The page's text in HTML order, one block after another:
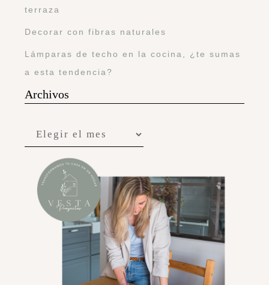
terraza
Decorar con fibras naturales
Lámparas de techo en la cocina, ¿te sumas
a esta tendencia?
Archivos